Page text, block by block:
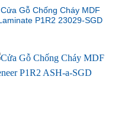
Cửa Gỗ Chống Cháy MDF
Laminate P1R2 23029-SGD